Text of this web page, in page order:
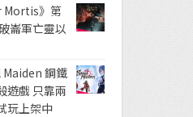
Mortis》第
崙軍亡靈以
Maiden 鋼鐵
遊戲 只靠兩
玩上架中